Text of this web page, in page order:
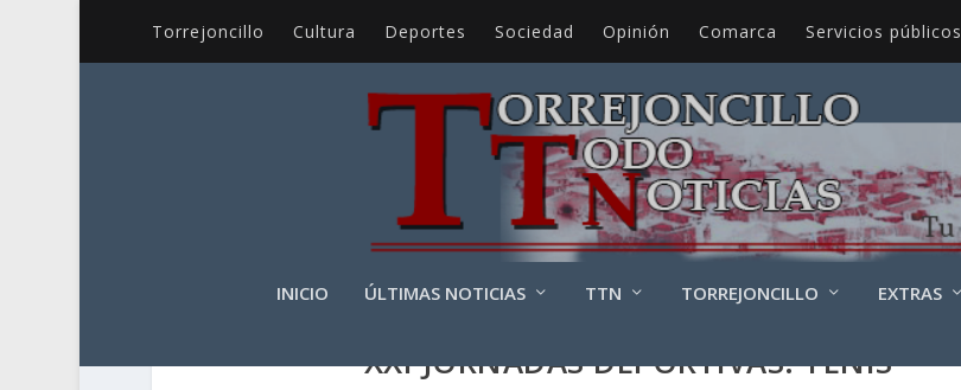
Torrejoncillo Cultura Deportes Sociedad Opinión Comarca Servicios públicos
INICIO ÚLTIMAS NOTICIAS TTN TORREJONCILLO EXTRAS
XXI JORNADAS DEPORTIVAS: TENIS